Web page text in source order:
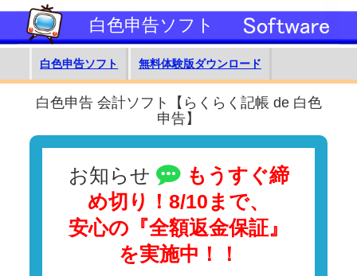
白色申告ソフト
白色申告ソフト 無料体験版ダウンロード
白色申告 会計ソフト【らくらく記帳 de 白色
申告】
お知らせ
もうすぐ締
め切り！8/10まで、
安心の『全額返金保証』
を実施中！！